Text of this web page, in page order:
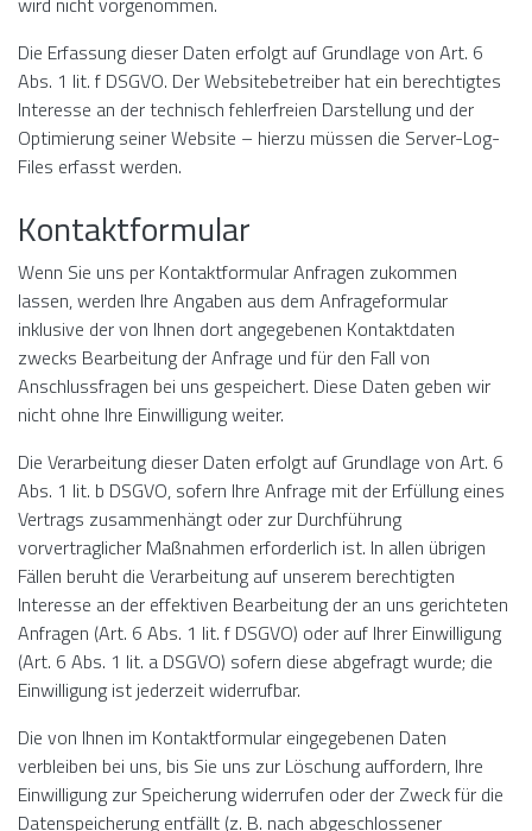
Die Erfassung dieser Daten erfolgt auf Grundlage von Art. 6
Abs. 1 lit. f DSGVO. Der Websitebetreiber hat ein berechtigtes
Interesse an der technisch fehlerfreien Darstellung und der
Optimierung seiner Website – hierzu müssen die Server-Log-
Files erfasst werden.
Kontaktformular
Wenn Sie uns per Kontaktformular Anfragen zukommen
lassen, werden Ihre Angaben aus dem Anfrageformular
inklusive der von Ihnen dort angegebenen Kontaktdaten
zwecks Bearbeitung der Anfrage und für den Fall von
Anschlussfragen bei uns gespeichert. Diese Daten geben wir
nicht ohne Ihre Einwilligung weiter.
Die Verarbeitung dieser Daten erfolgt auf Grundlage von Art. 6
Abs. 1 lit. b DSGVO, sofern Ihre Anfrage mit der Erfüllung eines
Vertrags zusammenhängt oder zur Durchführung
vorvertraglicher Maßnahmen erforderlich ist. In allen übrigen
Fällen beruht die Verarbeitung auf unserem berechtigten
Interesse an der effektiven Bearbeitung der an uns gerichteten
Anfragen (Art. 6 Abs. 1 lit. f DSGVO) oder auf Ihrer Einwilligung
(Art. 6 Abs. 1 lit. a DSGVO) sofern diese abgefragt wurde; die
Einwilligung ist jederzeit widerrufbar.
Die von Ihnen im Kontaktformular eingegebenen Daten
verbleiben bei uns, bis Sie uns zur Löschung auffordern, Ihre
Einwilligung zur Speicherung widerrufen oder der Zweck für die
Datenspeicherung entfällt (z. B. nach abgeschlossener